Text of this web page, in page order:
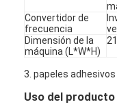
Convertidor de
frecuencia
Dimensión de la
máquina (L*W*H)
3. papeles
Uso del producto